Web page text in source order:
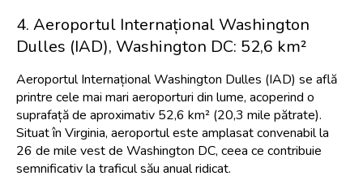
4. Aeroportul Internațional Washington
Dulles (IAD), Washington DC: 52,6 km²
Aeroportul Internațional Washington Dulles (IAD) se află
printre cele mai mari aeroporturi din lume, acoperind o
suprafață de aproximativ 52,6 km² (20,3 mile pătrate).
Situat în Virginia, aeroportul este amplasat convenabil la
26 de mile vest de Washington DC, ceea ce contribuie
semnificativ la traficul său anual ridicat.